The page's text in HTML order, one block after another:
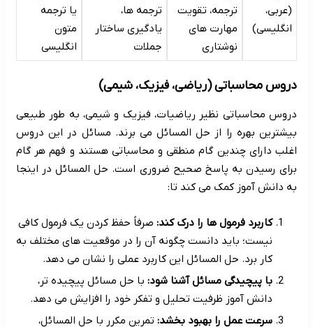
(عربی،
انگلیسی)
ترجمه، تقویت
مهارت های
نوشتاری
ترجمه ها،
یادگیری ساختار
جملات
یا ترجمه
متون
انگلیسی
دروس محاسباتی (ریاضی، فیزیک، شیمی)
دروس محاسباتی نظیر ریاضیات، فیزیک و شیمی، به طور طبیعی
بیشترین بهره را از حل المسائل می برند. مسائل در این دروس
اغلب دارای چندین گام منطقی و محاسباتی هستند و فهم هر گام
برای رسیدن به پاسخ صحیح ضروری است. حل المسائل در اینجا
به دانش آموز کمک می کند تا:
کاربرد فرمول ها را درک کند: صرفاً حفظ کردن یک فرمول کافی
نیست؛ باید دانست چگونه آن را در موقعیت های مختلف به
کار برد. حل المسائل این کاربرد عملی را نشان می دهد.
با پیچیدگی مسائل آشنا شود: با حل مسائل پیچیده تر،
دانش آموز ظرفیت تحلیل و تفکر خود را افزایش می دهد.
سرعت عمل را بهبود بخشد: تمرین مکرر با حل المسائل،